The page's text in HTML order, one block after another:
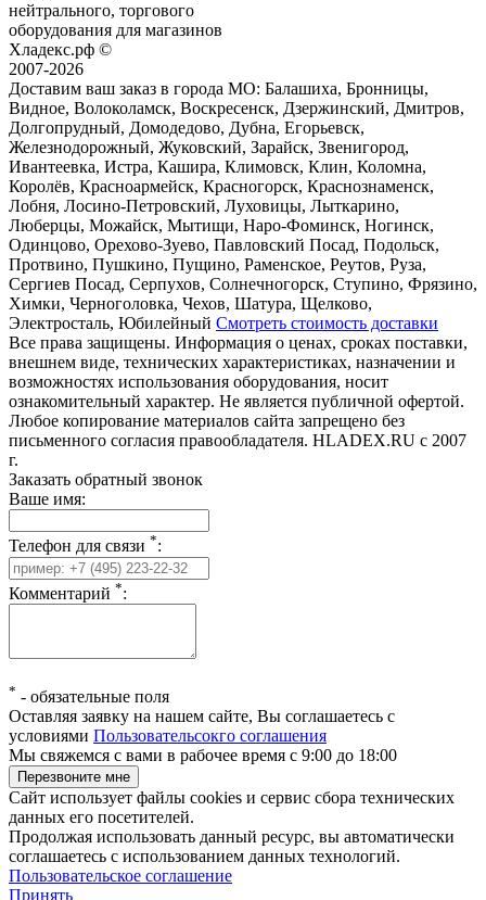
нейтрального, торгового
оборудования для магазинов
Хладекс.рф ©
2007-2026
Доставим ваш заказ в города МО: Балашиха, Бронницы,
Видное, Волоколамск, Воскресенск, Дзержинский, Дмитров,
Долгопрудный, Домодедово, Дубна, Егорьевск,
Железнодорожный, Жуковский, Зарайск, Звенигород,
Ивантеевка, Истра, Кашира, Климовск, Клин, Коломна,
Королёв, Красноармейск, Красногорск, Краснознаменск,
Лобня, Лосино-Петровский, Луховицы, Лыткарино,
Люберцы, Можайск, Мытищи, Наро-Фоминск, Ногинск,
Одинцово, Орехово-Зуево, Павловский Посад, Подольск,
Протвино, Пушкино, Пущино, Раменское, Реутов, Руза,
Сергиев Посад, Серпухов, Солнечногорск, Ступино, Фрязино,
Химки, Черноголовка, Чехов, Шатура, Щелково,
Электросталь, Юбилейный Смотреть стоимость доставки
Все права защищены. Информация о ценах, сроках поставки,
внешнем виде, технических характеристиках, назначении и
возможностях использования оборудования, носит
ознакомительный характер. Не является публичной офертой.
Любое копирование материалов сайта запрещено без
письменного согласия правообладателя. HLADEX.RU c 2007
г.
Заказать обратный звонок
Ваше имя:
Телефон для связи *:
Комментарий *:
* - обязательные поля
Оставляя заявку на нашем сайте, Вы соглашаетесь с
условиями Пользовательсокго соглашения
Мы свяжемся с вами в рабочее время с 9:00 до 18:00
Сайт использует файлы cookies и сервис сбора технических
данных его посетителей.
Продолжая использовать данный ресурс, вы автоматически
соглашаетесь с использованием данных технологий.
Пользовательское соглашение
Принять